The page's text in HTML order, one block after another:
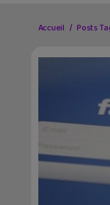
Accueil Posts